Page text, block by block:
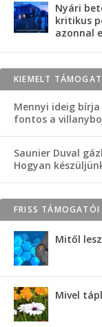
Nyári
kritikus
azonnal
KIEMELT
Mennyi ideig
fontos a
Saunier Duval
Hogyan
FRISS
Mitől
Mivel